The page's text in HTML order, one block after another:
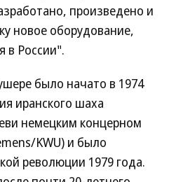
произведено и
новое оборудование,
в России".
было начато в 1974
иранского шаха
немецким концерном
KWU) и было
революции 1979 года.